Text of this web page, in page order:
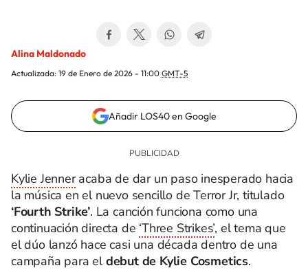
Alina Maldonado
Actualizada: 19 de Enero de 2026 - 11:00 GMT-5
Añadir LOS40 en Google
Kylie Jenneracaba de dar un paso inesperado hacia
la música en el nuevo sencillo de Terror Jr, titulado
‘Fourth Strike’. La canción funciona como una
continuación directa de ‘Three Strikes’, el tema que
el dúo lanzó hace casi una década dentro de una
campaña para eldebut de Kylie Cosmetics.